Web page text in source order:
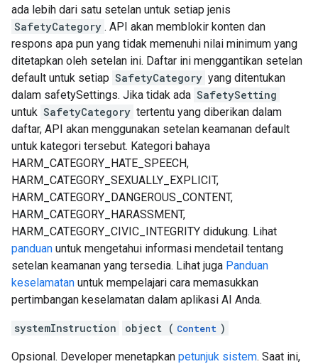
ada lebih dari satu setelan untuk setiap jenis
SafetyCategory . API akan memblokir konten dan
respons apa pun yang tidak memenuhi nilai minimum yang
ditetapkan oleh setelan ini. Daftar ini menggantikan setelan
default untuk setiap SafetyCategory yang ditentukan
dalam safetySettings. Jika tidak ada SafetySetting
untuk SafetyCategory tertentu yang diberikan dalam
daftar, API akan menggunakan setelan keamanan default
untuk kategori tersebut. Kategori bahaya
HARM_CATEGORY_HATE_SPEECH,
HARM_CATEGORY_SEXUALLY_EXPLICIT,
HARM_CATEGORY_DANGEROUS_CONTENT,
HARM_CATEGORY_HARASSMENT,
HARM_CATEGORY_CIVIC_INTEGRITY didukung. Lihat
panduan untuk mengetahui informasi mendetail tentang
setelan keamanan yang tersedia. Lihat juga Panduan
keselamatan untuk mempelajari cara memasukkan
pertimbangan keselamatan dalam aplikasi AI Anda.
systemInstruction object ( Content )
Opsional. Developer menetapkan petunjuk sistem. Saat ini,